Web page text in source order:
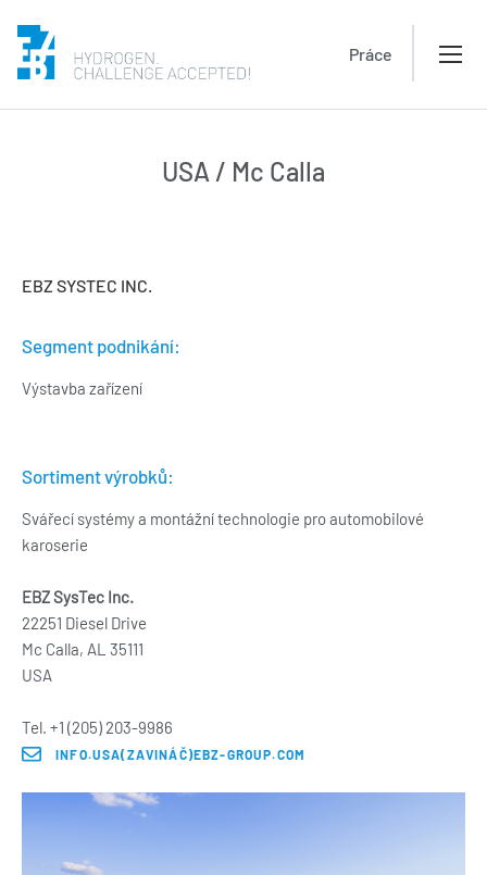
Práce
USA / Mc Calla
EBZ SYSTEC INC.
Segment podnikání:
Výstavba zařízení
Sortiment výrobků:
Svářecí systémy a montážní technologie pro automobilové
karoserie
EBZ SysTec Inc.
22251 Diesel Drive
Mc Calla, AL 35111
USA
Tel. +1 (205) 203-9986
INFO.USA(ZAVINÁČ)EBZ-GROUP.COM